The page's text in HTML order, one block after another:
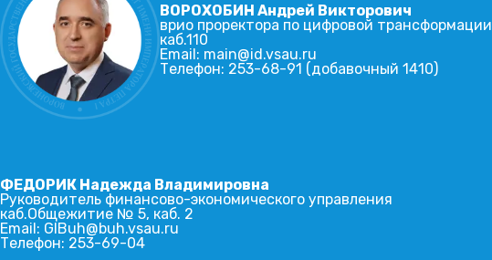
ФЕДОРИК Надежда Владимировна
Руководитель финансово-экономического управления
каб.Общежитие № 5, каб. 2
Email: GlBuh@buh.vsau.ru
Телефон: 253-69-04
ВОРОХОБИН Андрей Викторович
врио проректора по цифровой трансформации
каб.110
Email: main@id.vsau.ru
Телефон: 253-68-91 (добавочный 1410)